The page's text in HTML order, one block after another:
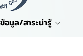
ข้อมูล/สาระน่ารู้